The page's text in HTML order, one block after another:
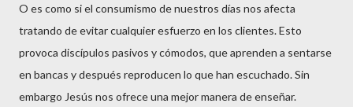
O es como si el consumismo de nuestros días nos afecta
tratando de evitar cualquier esfuerzo en los clientes. Esto
provoca discípulos pasivos y cómodos, que aprenden a sentarse
en bancas y después reproducen lo que han escuchado. Sin
embargo Jesús nos ofrece una mejor manera de enseñar.